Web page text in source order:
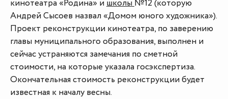
кинотеатра «Родина» и школы №12 (которую
Андрей Сысоев назвал «Домом юного художника»).
Проект реконструкции кинотеатра, по заверению
главы муниципального образования, выполнен и
сейчас устраняются замечания по сметной
стоимости, на которые указала госэкспертиза.
Окончательная стоимость реконструкции будет
известная к началу весны.